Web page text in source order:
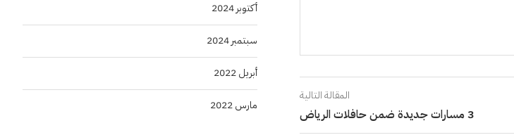
المقالة التالية
3 مسارات جديدة ضمن حافلات الرياض
أكتوبر 2024
سبتمبر 2024
أبريل 2022
مارس 2022